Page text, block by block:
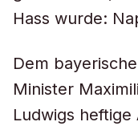
Hass wurde:
Dem
Minister
Ludwigs